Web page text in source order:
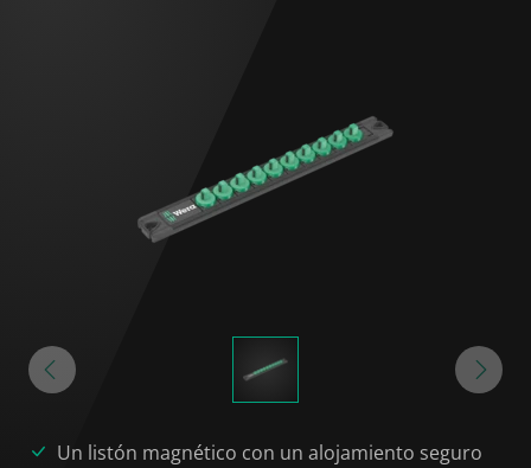
Un listón magnético con un alojamiento seguro